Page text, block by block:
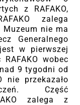
z RAFAKO,
zalega
Muzeum nie ma
Generalnego
w pierwszej
wobec
9 tygodni od
nie przekazało
Część
zalega z